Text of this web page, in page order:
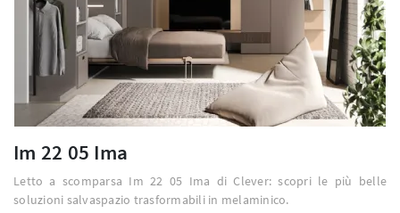
Im 22 05 Ima
Letto a scomparsa Im 22 05 Ima di Clever: scopri le più belle
soluzioni salvaspazio trasformabili in melaminico.